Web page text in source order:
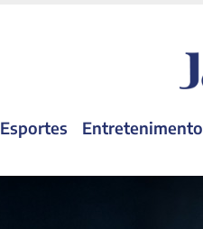
Esportes Entretenimento